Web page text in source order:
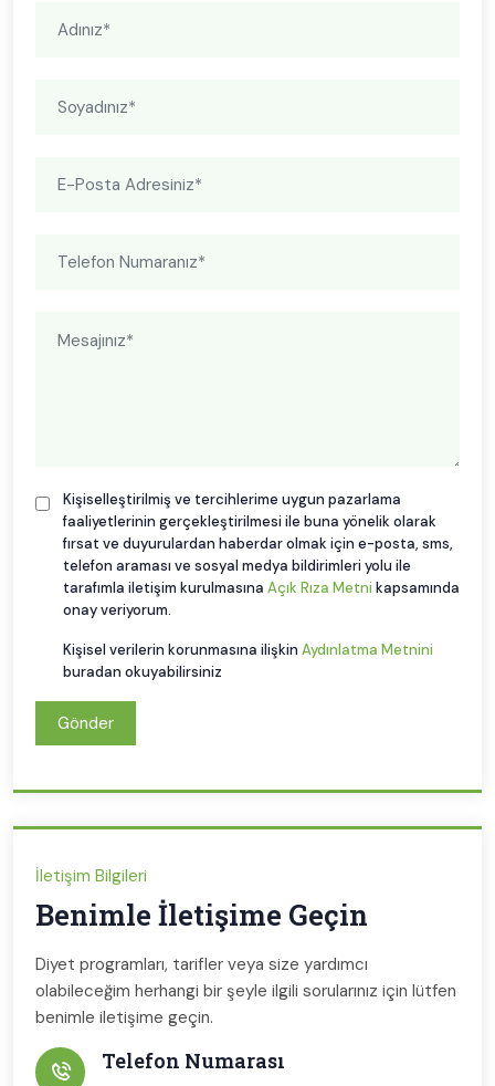
Kişiselleştirilmiş ve tercihlerime uygun pazarlama
faaliyetlerinin gerçekleştirilmesi ile buna yönelik olarak
fırsat ve duyurulardan haberdar olmak için e-posta, sms,
telefon araması ve sosyal medya bildirimleri yolu ile
tarafımla iletişim kurulmasına Açık Rıza Metni kapsamında
onay veriyorum.
Kişisel verilerin korunmasına ilişkin Aydınlatma Metnini
buradan okuyabilirsiniz
Gönder
İletişim Bilgileri
Benimle İletişime Geçin
Diyet programları, tarifler veya size yardımcı
olabileceğim herhangi bir şeyle ilgili sorularınız için lütfen
benimle iletişime geçin.
Telefon Numarası